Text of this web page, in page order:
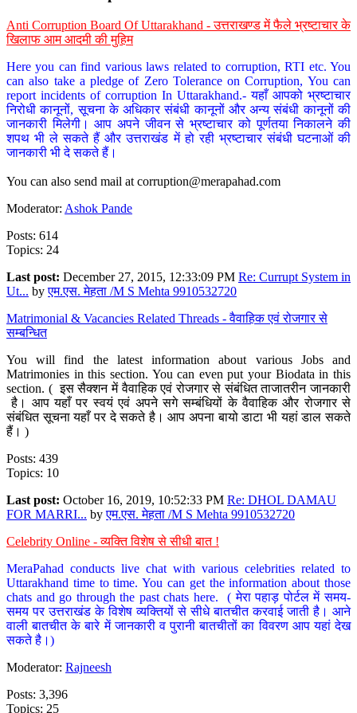
Anti Corruption Board Of Uttarakhand - उत्तराखण्ड में फैले भ्रष्टाचार के
खिलाफ आम आदमी की मुहिम
Here you can find various laws related to corruption, RTI etc. You
can also take a pledge of Zero Tolerance on Corruption, You can
report incidents of corruption In Uttarakhand.- यहाँ आपको भ्रष्टाचार
निरोधी कानूनों, सूचना के अधिकार संबंधी कानूनों और अन्य संबंधी कानूनों की
जानकारी मिलेगी। आप अपने जीवन से भ्रष्टाचार को पूर्णतया निकालने की
शपथ भी ले सकते हैं और उत्तराखंड में हो रही भ्रष्टाचार संबंधी घटनाओं की
जानकारी भी दे सकते हैं।
You can also send mail at corruption@merapahad.com
Moderator: Ashok Pande
Posts: 614
Topics: 24
Last post: December 27, 2015, 12:33:09 PM Re: Currupt System in
Ut... byएम.एस. मेहता /M S Mehta 9910532720
Matrimonial & Vacancies Related Threads - वैवाहिक एवं रोजगार से
सम्बन्धित
You will find the latest information about various Jobs and
Matrimonies in this section. You can even put your Biodata in this
section. ( इस सैक्शन में वैवाहिक एवं रोजगार से संबंधित ताजातरीन जानकारी
है। आप यहाँ पर स्वयं एवं अपने सगे सम्बंधियों के वैवाहिक और रोजगार से
संबंधित सूचना यहाँ पर दे सकते है। आप अपना बायो डाटा भी यहां डाल सकते
हैं। )
Posts: 439
Topics: 10
Last post: October 16, 2019, 10:52:33 PM Re: DHOL DAMAU
FOR MARRI... byएम.एस. मेहता /M S Mehta 9910532720
Celebrity Online - व्यक्ति विशेष से सीधी बात !
MeraPahad conducts live chat with various celebrities related to
Uttarakhand time to time. You can get the information about those
chats and go through the past chats here. ( मेरा पहाड़ पोर्टल में समय-
समय पर उत्तराखंड के विशेष व्यक्तियों से सीधे बातचीत करवाई जाती है। आने
वाली बातचीत के बारे में जानकारी व पुरानी बातचीतों का विवरण आप यहां देख
सकते है।)
Moderator: Rajneesh
Posts: 3,396
Topics: 25